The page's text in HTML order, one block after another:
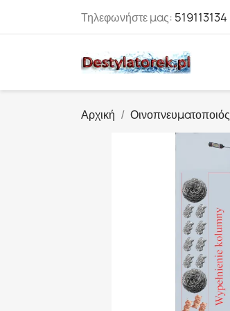
Τηλεφωνήστε μας: 519113134
Αρχική Οινοπνευματοποιός